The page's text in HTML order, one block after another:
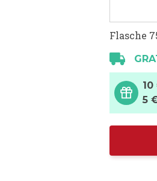
Flasche
5